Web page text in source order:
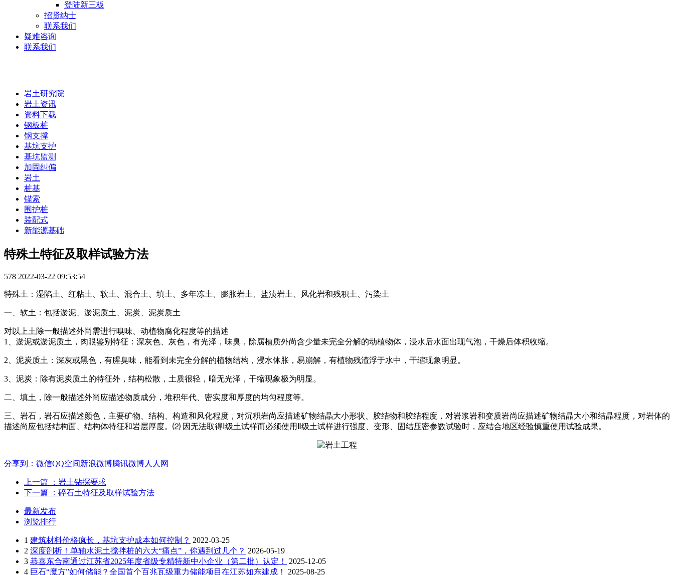
登陆新三板
招贤纳士
联系我们
疑难咨询
联系我们
岩土研究院
岩土资讯
资料下载
钢板桩
钢支撑
基坑支护
基坑监测
加固纠偏
岩土
桩基
锚索
围护桩
装配式
新能源基础
特殊土特征及取样试验方法
578 2022-03-22 09:53:54
特殊土：湿陷土、红粘土、软土、混合土、填土、多年冻土、膨胀岩土、盐渍岩土、风化岩和残积土、污染土
一、软土：包括淤泥、淤泥质土、泥炭、泥炭质土
对以上土除一般描述外尚需进行嗅味、动植物腐化程度等的描述
1、淤泥或淤泥质土，肉眼鉴别特征：深灰色、灰色，有光泽，味臭，除腐植质外尚含少量未完全分解的动植物体，浸水后水面出现气泡，干燥后体积收缩。
2、泥炭质土：深灰或黑色，有腥臭味，能看到未完全分解的植物结构，浸水体胀，易崩解，有植物残渣浮于水中，干缩现象明显。
3、泥炭：除有泥炭质土的特征外，结构松散，土质很轻，暗无光泽，干缩现象极为明显。
二、填土，除一般描述外尚应描述物质成分，堆积年代、密实度和厚度的均匀程度等。
三、岩石，岩石应描述颜色，主要矿物、结构、构造和风化程度，对沉积岩尚应描述矿物结晶大小形状、胶结物和胶结程度，对岩浆岩和变质岩尚应描述矿物结晶大小和结晶程度，对岩体的
描述尚应包括结构面、结构体特征和岩层厚度。⑵ 因无法取得Ⅰ级土试样而必须使用Ⅱ级土试样进行强度、变形、固结压密参数试验时，应结合地区经验慎重使用试验成果。
分享到： 微信QQ空间新浪微博腾讯微博人人网
上一篇
：岩土钻探要求
下一篇
：碎石土特征及取样试验方法
最新发布
浏览排行
1 建筑材料价格疯长，基坑支护成本如何控制？ 2022-03-25
2 深度剖析！单轴水泥土搅拌桩的六大“痛点”，你遇到过几个？ 2026-05-19
3 恭喜东合南通过江苏省2025年度省级专精特新中小企业（第二批）认定！
2025-12-05
4 巨石“魔方”如何储能？全国首个百兆瓦级重力储能项目在江苏如东建成！ 2025-08-25